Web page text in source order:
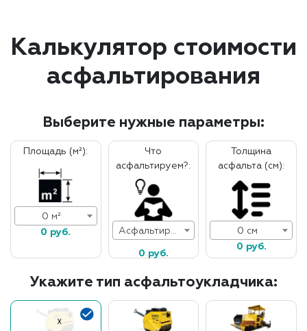
Калькулятор стоимости
асфальтирования
Выберите нужные параметры:
Площадь (м²):
0 м²
0 руб.
Что
асфальтируем?:
0 руб.
Толщина
асфальта (см):
0 см
0 руб.
Укажите тип асфальтоукладчика: